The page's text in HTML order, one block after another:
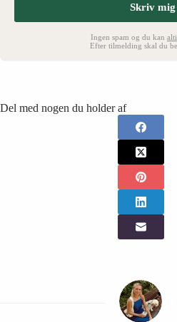
Skriv mig
Ingen spam og du kan
Efter tilmelding skal du
Del med nogen du holder af